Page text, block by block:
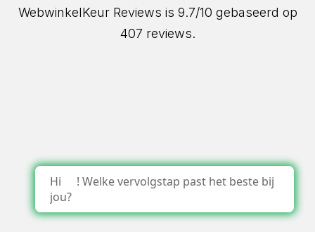
WebwinkelKeur Reviews is 9.7/10 gebaseerd op
407 reviews.
Hi
! Welke vervolgstap past het beste bij
jou?